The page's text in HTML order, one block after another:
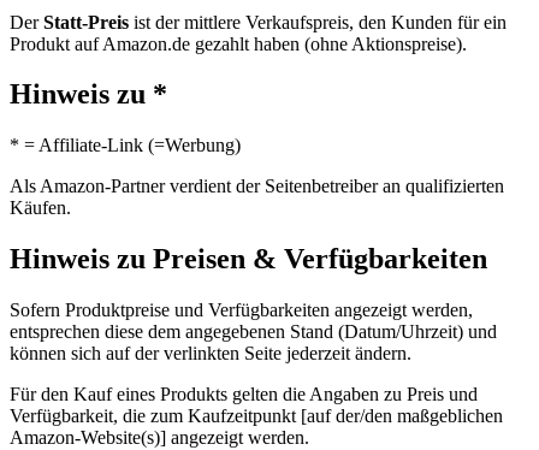
DerStatt-Preis ist der mittlere Verkaufspreis, den Kunden für ein
Produkt auf Amazon.de gezahlt haben (ohne Aktionspreise).
Hinweis zu *
* = Affiliate-Link (=Werbung)
Als Amazon-Partner verdient der Seitenbetreiber an qualifizierten
Käufen.
Hinweis zu Preisen & Verfügbarkeiten
Sofern Produktpreise und Verfügbarkeiten angezeigt werden,
entsprechen diese dem angegebenen Stand (Datum/Uhrzeit) und
können sich auf der verlinkten Seite jederzeit ändern.
Für den Kauf eines Produkts gelten die Angaben zu Preis und
Verfügbarkeit, die zum Kaufzeitpunkt [auf der/den maßgeblichen
Amazon-Website(s)] angezeigt werden.